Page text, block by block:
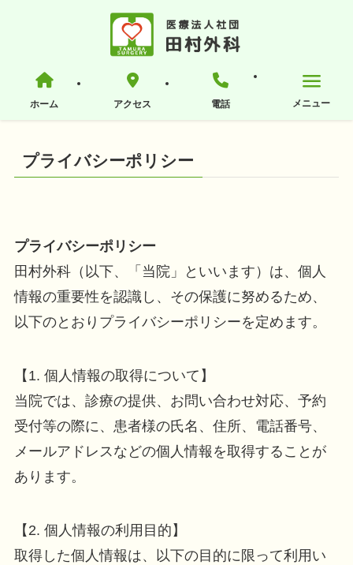
ホーム アクセス 電話
プライバシーポリシー
プライバシーポリシー
田村外科（以下、「当院」といいます）は、個人
情報の重要性を認識し、その保護に努めるため、
以下のとおりプライバシーポリシーを定めます。
【1. 個人情報の取得について】
当院では、診療の提供、お問い合わせ対応、予約
受付等の際に、患者様の氏名、住所、電話番号、
メールアドレスなどの個人情報を取得することが
あります。
【2. 個人情報の利用目的】
取得した個人情報は、以下の目的に限って利用い